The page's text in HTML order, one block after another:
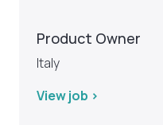
Product Owner
Italy
View job >